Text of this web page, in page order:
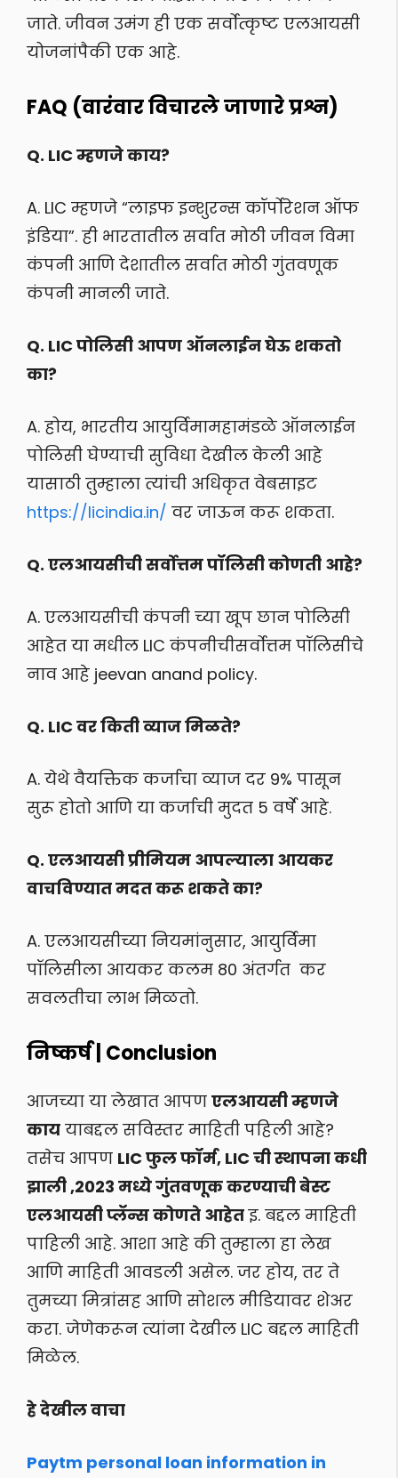
जाते. जीवन उमंग ही एक सर्वोत्कृष्ट एलआयसी
योजनांपैकी एक आहे.
FAQ (वारंवार विचारले जाणारे प्रश्न)
Q. LIC म्हणजे काय?
A. LIC म्हणजे “लाइफ इन्शुरन्स कॉर्पोरेशन ऑफ
इंडिया”. ही भारतातील सर्वात मोठी जीवन विमा
कंपनी आणि देशातील सर्वात मोठी गुंतवणूक
कंपनी मानली जाते.
Q. LIC पोलिसी आपण ऑनलाईन घेऊ शकतो
का?
A. होय, भारतीय आयुर्विमामहामंडळे ऑनलाईन
पोलिसी घेण्याची सुविधा देखील केली आहे
यासाठी तुम्हाला त्यांची अधिकृत वेबसाइट
https://licindia.in/ वर जाऊन करू शकता.
Q. एलआयसीची सर्वोत्तम पॉलिसी कोणती आहे?
A. एलआयसीची कंपनी च्या खूप छान पोलिसी
आहेत या मधील LIC कंपनीचीसर्वोत्तम पॉलिसीचे
नाव आहे jeevan anand policy.
Q. LIC वर किती व्याज मिळते?
A. येथे वैयक्तिक कर्जाचा व्याज दर 9% पासून
सुरू होतो आणि या कर्जाची मुदत 5 वर्षे आहे.
Q. एलआयसी प्रीमियम आपल्याला आयकर
वाचविण्यात मदत करू शकते का?
A. एलआयसीच्या नियमांनुसार, आयुर्विमा
पॉलिसीला आयकर कलम 80 अंतर्गत कर
सवलतीचा लाभ मिळतो.
निष्कर्ष | Conclusion
आजच्या या लेखात आपण एलआयसी म्हणजे
काय याबद्दल सविस्तर माहिती पहिली आहे?
तसेच आपण LIC फुल फॉर्म, LIC ची स्थापना कधी
झाली ,2023 मध्ये गुंतवणूक करण्याची बेस्ट
एलआयसी प्लॅन्स कोणते आहेतइ. बद्दल माहिती
पाहिली आहे. आशा आहे की तुम्हाला हा लेख
आणि माहिती आवडली असेल. जर होय, तर ते
तुमच्या मित्रांसह आणि सोशल मीडियावर शेअर
करा. जेणेकरून त्यांना देखील LIC बद्दल माहिती
मिळेल.
हे देखील वाचा
Paytm personal loan information in